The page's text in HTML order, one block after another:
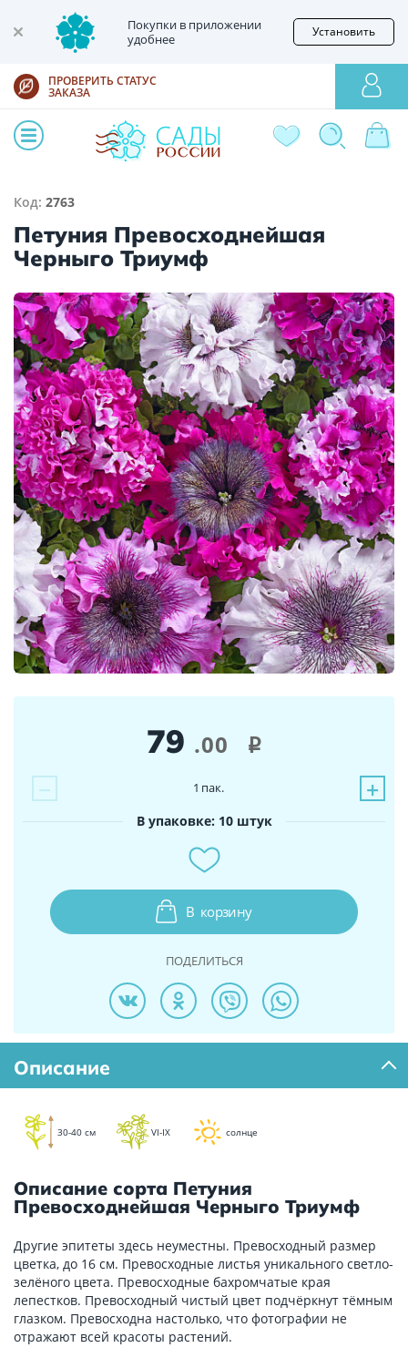
Покупки в приложении
удобнее
Установить
ПРОВЕРИТЬ СТАТУС
ЗАКАЗА
Код: 2763
Петуния Превосходнейшая
Черныго Триумф
79 .00 i
− +
1 пак.
В упаковке: 10 штук
В корзину
ПОДЕЛИТЬСЯ
Описание
30-40 см VI-IX солнце
Описание сорта Петуния
Превосходнейшая Черныго Триумф
Другие эпитеты здесь неуместны. Превосходный размер
цветка, до 16 см. Превосходные листья уникального светло-
зелёного цвета. Превосходные бахромчатые края
лепестков. Превосходный чистый цвет подчёркнут тёмным
глазком. Превосходна настолько, что фотографии не
отражают всей красоты растений.